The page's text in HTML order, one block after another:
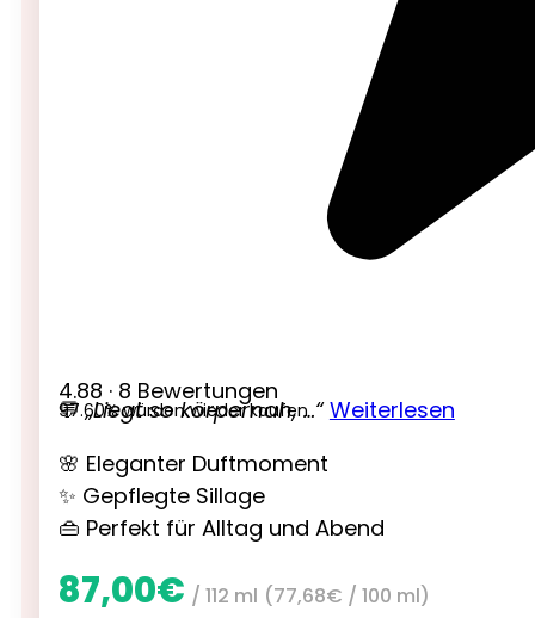
4.88 · 8 Bewertungen
97.60% würden wieder kaufen
💬 „Liegt so körpernah, …“ Weiterlesen
🌸 Eleganter Duftmoment
✨ Gepflegte Sillage
👜 Perfekt für Alltag und Abend
87,00€ / 112 ml (77,68€ / 100 ml)